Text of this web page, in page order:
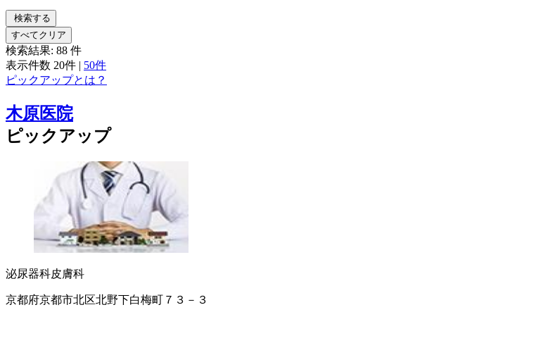
検索する
すべてクリア
検索結果: 88 件
表示件数 20件 | 50件
ピックアップとは？
木原医院
ピックアップ
泌尿器科皮膚科
京都府京都市北区北野下白梅町７３－３